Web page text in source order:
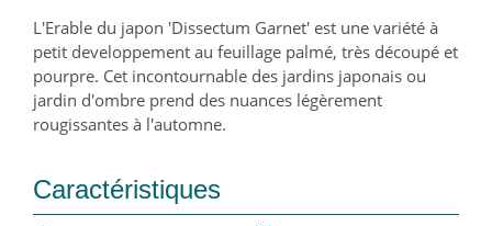
L'Erable du japon 'Dissectum Garnet' est une variété à
petit developpement au feuillage palmé, très découpé et
pourpre. Cet incontournable des jardins japonais ou
jardin d'ombre prend des nuances légèrement
rougissantes à l'automne.
Caractéristiques